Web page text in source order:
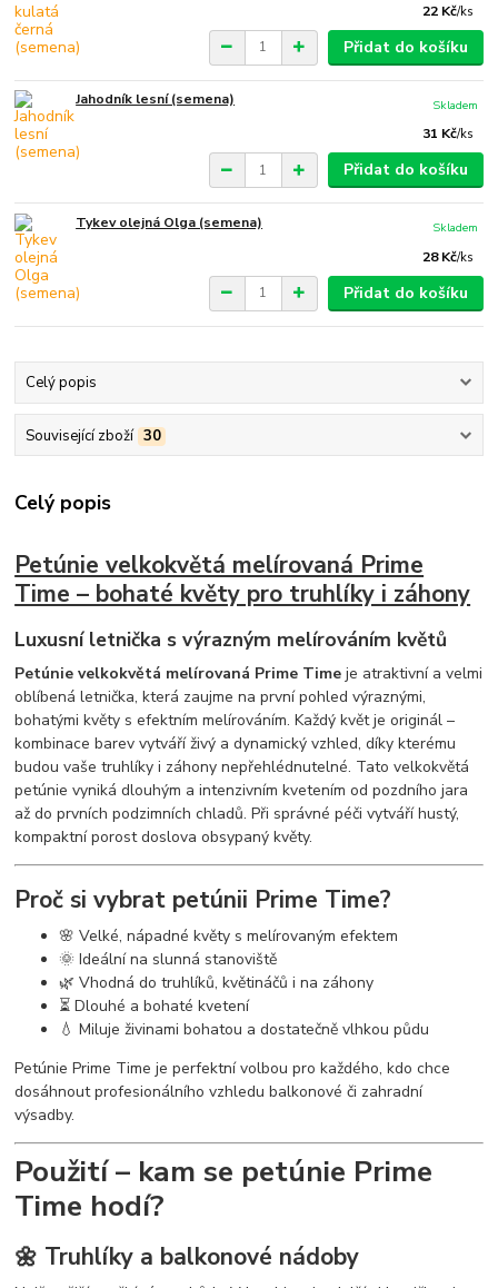
22 Kč/ks
Přidat do košíku
Jahodník lesní (semena)
31 Kč/ks
Skladem
Přidat do košíku
Tykev olejná Olga (semena)
28 Kč/ks
Skladem
Přidat do košíku
Celý popis
Související zboží 30
Celý popis
Petúnie velkokvětá melírovaná Prime
Time – bohaté květy pro truhlíky i záhony
Luxusní letnička s výrazným melírováním květů
Petúnie velkokvětá melírovaná Prime Time je atraktivní a velmi
oblíbená letnička, která zaujme na první pohled výraznými,
bohatými květy s efektním melírováním. Každý květ je originál –
kombinace barev vytváří živý a dynamický vzhled, díky kterému
budou vaše truhlíky i záhony nepřehlédnutelné. Tato velkokvětá
petúnie vyniká dlouhým a intenzivním kvetením od pozdního jara
až do prvních podzimních chladů. Při správné péči vytváří hustý,
kompaktní porost doslova obsypaný květy.
Proč si vybrat petúnii Prime Time?
🌸 Velké, nápadné květy s melírovaným efektem
🌞 Ideální na slunná stanoviště
🌿 Vhodná do truhlíků, květináčů i na záhony
⏳ Dlouhé a bohaté kvetení
💧 Miluje živinami bohatou a dostatečně vlhkou půdu
Petúnie Prime Time je perfektní volbou pro každého, kdo chce
dosáhnout profesionálního vzhledu balkonové či zahradní
výsadby.
Použití – kam se petúnie Prime
Time hodí?
🌼 Truhlíky a balkonové nádoby